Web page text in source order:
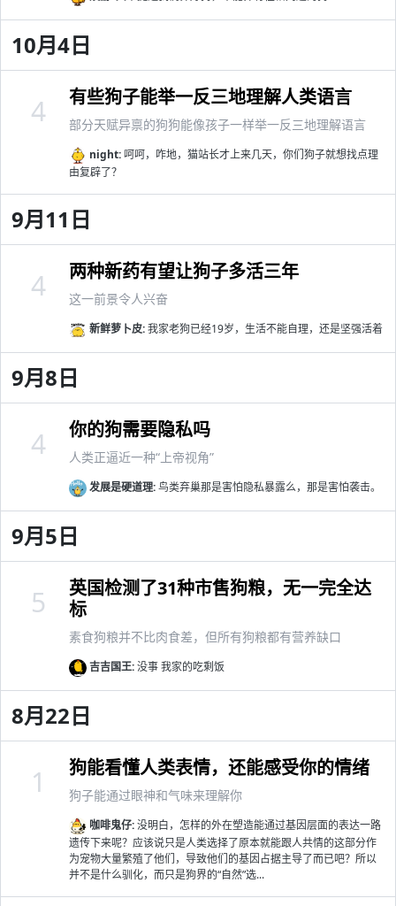
10月4日
有些狗子能举一反三地理解人类语言
部分天赋异禀的狗狗能像孩子一样举一反三地理解语言
night: 呵呵，咋地，猫站长才上来几天，你们狗子就想找点理
由复辟了？
4
9月11日
两种新药有望让狗子多活三年
这一前景令人兴奋
新鲜萝卜皮:我家老狗已经19岁，生活不能自理，还是坚强活着
4
9月8日
你的狗需要隐私吗
人类正逼近一种“上帝视角”
发展是硬道理:鸟类弃巢那是害怕隐私暴露么，那是害怕袭击。
4
9月5日
英国检测了31种市售狗粮，无一完全达
标
素食狗粮并不比肉食差，但所有狗粮都有营养缺口
吉吉国王:没事 我家的吃剩饭
5
8月22日
狗能看懂人类表情，还能感受你的情绪
狗子能通过眼神和气味来理解你
咖啡鬼仔:没明白，怎样的外在塑造能通过基因层面的表达一路
遗传下来呢？应该说只是人类选择了原本就能跟人共情的这部分作
为宠物大量繁殖了他们，导致他们的基因占据主导了而已吧？所以
并不是什么驯化，而只是狗界的“自然”选...
1